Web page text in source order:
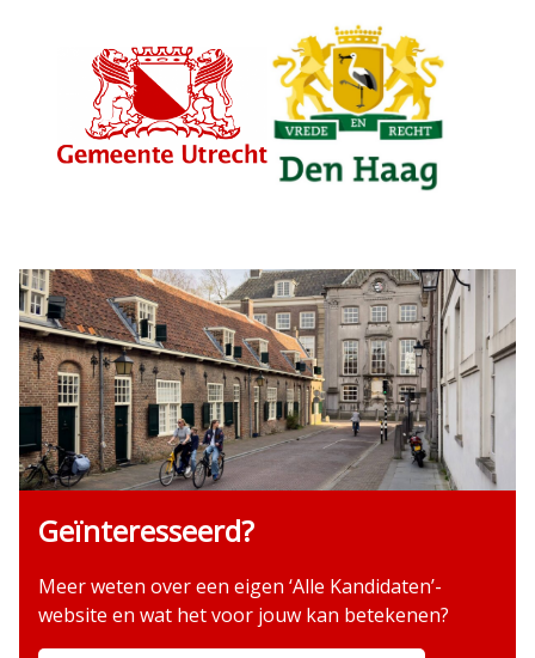
Geïnteresseerd?
Meer weten over een eigen ‘Alle Kandidaten’-
website en wat het voor jouw kan betekenen?